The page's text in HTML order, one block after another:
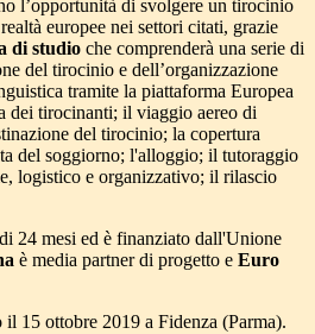
l’opportunità di svolgere un tirocinio
europee nei settori citati, grazie
di studio che comprenderà una serie di
del tirocinio e dell’organizzazione
tramite la piattaforma Europea
dei tirocinanti; il viaggio aereo di
del tirocinio; la copertura
del soggiorno; l'alloggio; il tutoraggio
logistico e organizzativo; il rilascio
24 mesi ed è finanziato dall'Unione
è media partner di progetto e Euro
il 15 ottobre 2019 a Fidenza (Parma).